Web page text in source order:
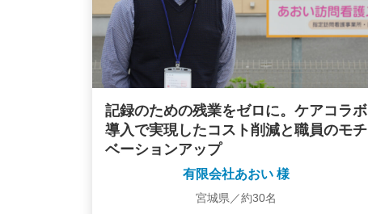
記録のための残業をゼロに。ケアコラボ
導入で実現したコスト削減と職員のモチ
ベーションアップ
有限会社あおい 様
宮城県／約30名